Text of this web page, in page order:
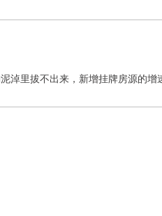
里拔不出来，新增挂牌房源的增